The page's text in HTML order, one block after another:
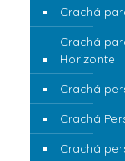
Crachá
Crachá
Horizonte
Crachá
Crachá
Crachá